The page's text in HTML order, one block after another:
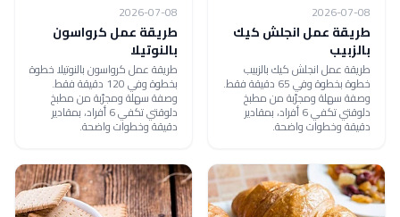
2026-07-08
طريقة عمل انجلش كيك
بالزبيب
طريقة عمل انجلش كيك بالزبيب
خطوة بخطوة وفي 65 دقيقة فقط.
وصفة سهلة ومجرّبة من مطبخ
دلوقتي تكفي 6 أفراد، بمقادير
دقيقة وخطوات واضحة.
2026-07-08
طريقة عمل كرواسون
بالنوتيلا
طريقة عمل كرواسون بالنوتيلا خطوة
بخطوة وفي 120 دقيقة فقط.
وصفة سهلة ومجرّبة من مطبخ
دلوقتي تكفي 6 أفراد، بمقادير
دقيقة وخطوات واضحة.